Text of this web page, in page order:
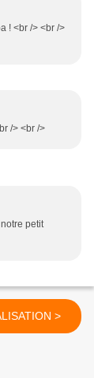
! <br /> <br />
/> <br />
petit
BELLE REALISATION >